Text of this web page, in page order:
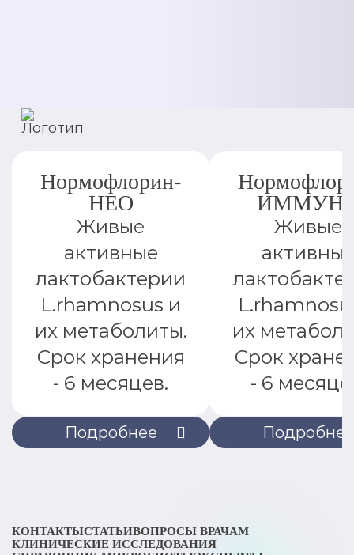
Подробнее
Нормофлорин-
НЕО
Живые
активные
лактобактерии
L.rhamnosus и
их метаболиты.
Срок хранения
- 6 месяцев.
Подробнее
Живые
их
Срок
- 6
КОНТАКТЫСТАТЬИВОПРОСЫ ВРАЧАМ
КЛИНИЧЕСКИЕ ИССЛЕДОВАНИЯ